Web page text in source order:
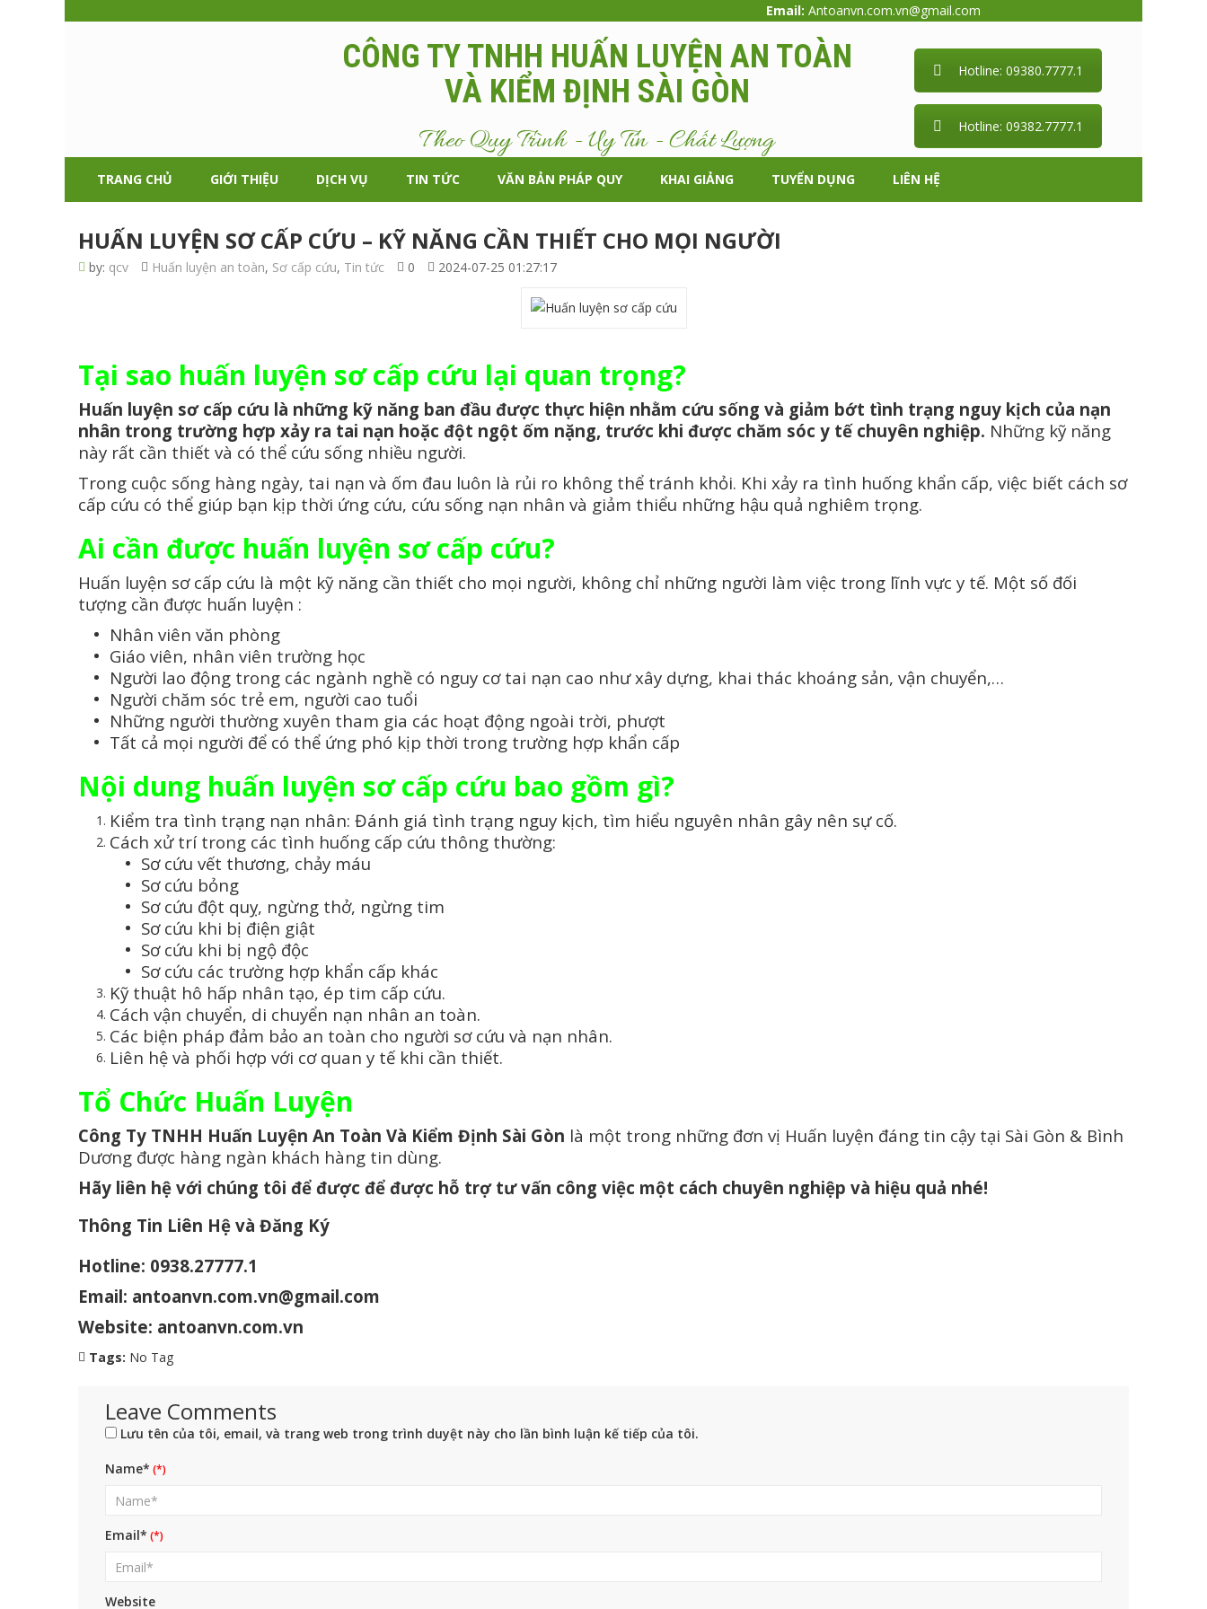
Email: Antoanvn.com.vn@gmail.com
CÔNG TY TNHH HUẤN LUYỆN AN TOÀN
VÀ KIỂM ĐỊNH SÀI GÒN
Theo Quy Trình - Uy Tín - Chất Lượng
Hotline: 09380.7777.1
Hotline: 09382.7777.1
TRANG CHỦ GIỚI THIỆU DỊCH VỤ TIN TỨC VĂN BẢN PHÁP QUY KHAI GIẢNG TUYỂN DỤNG LIÊN HỆ
HUẤN LUYỆN SƠ CẤP CỨU – KỸ NĂNG CẦN THIẾT CHO MỌI NGƯỜI
by: qcv Huấn luyện an toàn, Sơ cấp cứu, Tin tức 0 2024-07-25 01:27:17
Tại sao huấn luyện sơ cấp cứu lại quan trọng?
Huấn luyện sơ cấp cứu là những kỹ năng ban đầu được thực hiện nhằm cứu sống và giảm bớt tình trạng nguy kịch của nạn
nhân trong trường hợp xảy ra tai nạn hoặc đột ngột ốm nặng, trước khi được chăm sóc y tế chuyên nghiệp. Những kỹ năng
này rất cần thiết và có thể cứu sống nhiều người.
Trong cuộc sống hàng ngày, tai nạn và ốm đau luôn là rủi ro không thể tránh khỏi. Khi xảy ra tình huống khẩn cấp, việc biết cách sơ
cấp cứu có thể giúp bạn kịp thời ứng cứu, cứu sống nạn nhân và giảm thiểu những hậu quả nghiêm trọng.
Ai cần được huấn luyện sơ cấp cứu?
Huấn luyện sơ cấp cứu là một kỹ năng cần thiết cho mọi người, không chỉ những người làm việc trong lĩnh vực y tế. Một số đối
tượng cần được huấn luyện :
Nhân viên văn phòng
Giáo viên, nhân viên trường học
Người lao động trong các ngành nghề có nguy cơ tai nạn cao như xây dựng, khai thác khoáng sản, vận chuyển,…
Người chăm sóc trẻ em, người cao tuổi
Những người thường xuyên tham gia các hoạt động ngoài trời, phượt
Tất cả mọi người để có thể ứng phó kịp thời trong trường hợp khẩn cấp
Nội dung huấn luyện sơ cấp cứu bao gồm gì?
Kiểm tra tình trạng nạn nhân: Đánh giá tình trạng nguy kịch, tìm hiểu nguyên nhân gây nên sự cố.
Cách xử trí trong các tình huống cấp cứu thông thường:
Sơ cứu vết thương, chảy máu
Sơ cứu bỏng
Sơ cứu đột quỵ, ngừng thở, ngừng tim
Sơ cứu khi bị điện giật
Sơ cứu khi bị ngộ độc
Sơ cứu các trường hợp khẩn cấp khác
Kỹ thuật hô hấp nhân tạo, ép tim cấp cứu.
Cách vận chuyển, di chuyển nạn nhân an toàn.
Các biện pháp đảm bảo an toàn cho người sơ cứu và nạn nhân.
Liên hệ và phối hợp với cơ quan y tế khi cần thiết.
Tổ Chức Huấn Luyện
Công Ty TNHH Huấn Luyện An Toàn Và Kiểm Định Sài Gòn là một trong những đơn vị Huấn luyện đáng tin cậy tại Sài Gòn & Bình
Dương được hàng ngàn khách hàng tin dùng.
Hãy liên hệ với chúng tôi để được để được hỗ trợ tư vấn công việc một cách chuyên nghiệp và hiệu quả nhé!
Thông Tin Liên Hệ và Đăng Ký
Hotline: 0938.27777.1
Email: antoanvn.com.vn@gmail.com
Website: antoanvn.com.vn
Tags: No Tag
Leave Comments
Lưu tên của tôi, email, và trang web trong trình duyệt này cho lần bình luận kế tiếp của tôi.
Name*
Email*
Website